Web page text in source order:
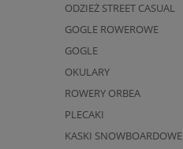
ODZIEŻ STREET CASUAL
GOGLE ROWEROWE
GOGLE
OKULARY
ROWERY ORBEA
PLECAKI
KASKI SNOWBOARDOWE